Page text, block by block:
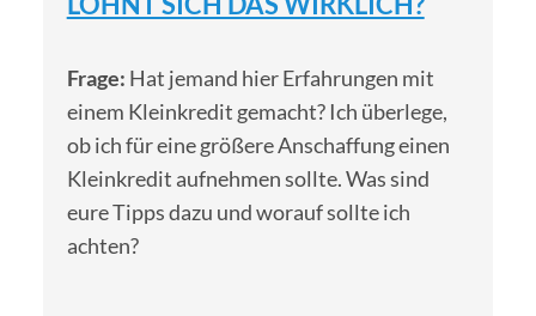
Frage: Hat jemand hier Erfahrungen mit
einem Kleinkredit gemacht? Ich überlege,
ob ich für eine größere Anschaffung einen
Kleinkredit aufnehmen sollte. Was sind
eure Tipps dazu und worauf sollte ich
achten?